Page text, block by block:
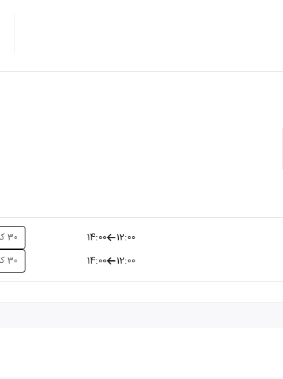
12:00
14:00 30 کیلوگرم بار مجاز
12:00
14:00 30 کیلوگرم بار مجاز